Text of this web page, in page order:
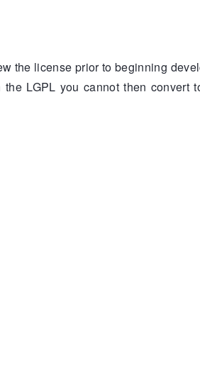
the license prior to beginning
LGPL you cannot then convert